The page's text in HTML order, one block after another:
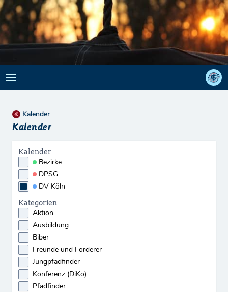
Kalender
Kalender
Kalender
Bezirke
DPSG
DV Köln
Kategorien
Aktion
Ausbildung
Biber
Freunde und Förderer
Jungpfadfinder
Konferenz (DiKo)
Pfadfinder